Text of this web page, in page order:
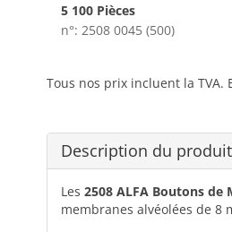
5 100 Pièces
n°: 2508 0045 (500)
Tous nos prix incluent la
Description du produit
Les 2508 ALFA Boutons de
membranes alvéolées de 8